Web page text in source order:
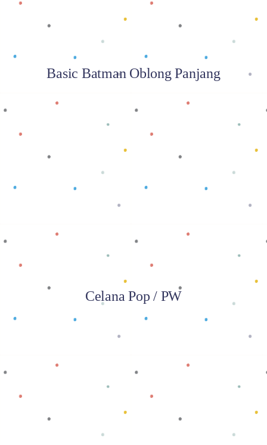
Basic Batman Oblong Panjang
Baca selengkapnya
Celana Pop / PW
Baca selengkapnya